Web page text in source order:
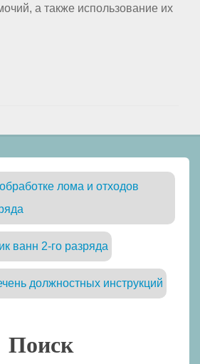
а также использование их
лома и отходов
ванн 2-го разряда
должностных инструкций
Поиск